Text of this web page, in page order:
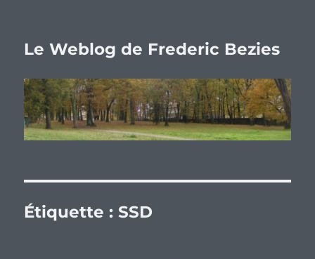
Le Weblog de Frederic Bezies
Étiquette : SSD